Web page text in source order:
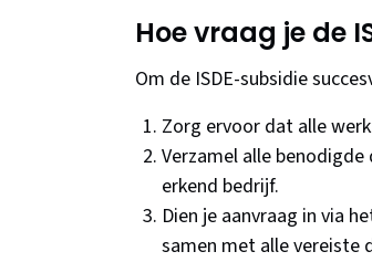
Hoe vraag je de
Om de ISDE-subsidie
Zorg ervoor dat alle
Verzamel alle
erkend bedrijf.
Dien je aanvraag in via
samen met alle vereiste